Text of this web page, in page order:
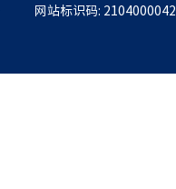
网站标识码: 2104000042